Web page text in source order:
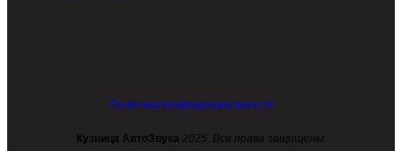
Политика конфиденциальности
Кузница АвтоЗвука 2025. Все права защищены.